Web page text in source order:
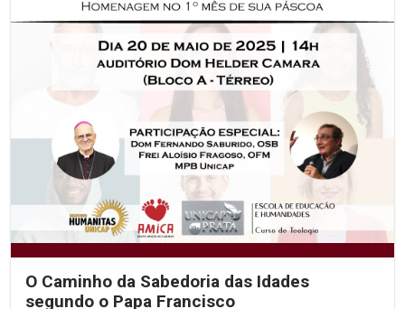
O Caminho da Sabedoria das Idades
segundo o Papa Francisco